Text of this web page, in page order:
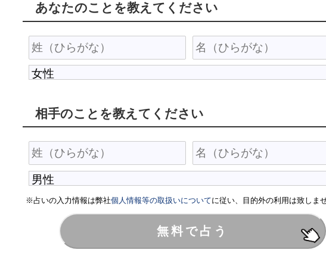
あなたのことを教えてください
相手のことを教えてください
※占いの入力情報は弊社個人情報等の取扱いについてに従い、目的外の利用は致しま